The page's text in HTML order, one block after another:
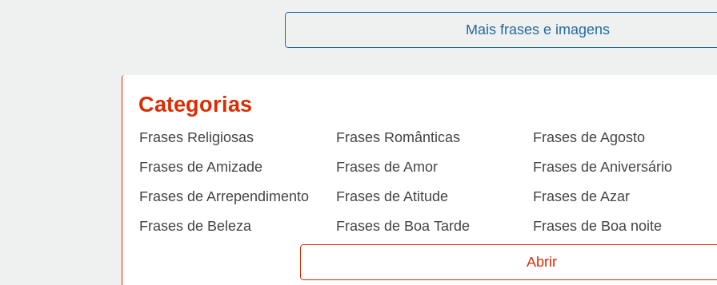
Mais frases e imagens
Categorias
Frases Religiosas Frases Românticas
Frases de Agosto
Frases de Amizade
Frases de Amor
Frases de Aniversário
Frases de Arrependimento
Frases de Atitude
Frases de Azar
Frases de Beleza
Frases de Boa Tarde
Frases de Boa noite
Frases de Caráter
Abrir